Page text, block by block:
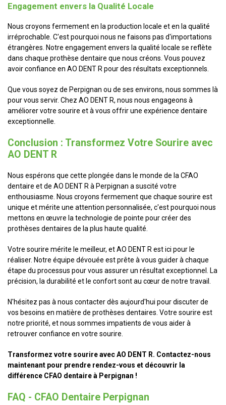
Engagement envers la Qualité Locale
Nous croyons fermement en la production locale et en la qualité
irréprochable. C'est pourquoi nous ne faisons pas d'importations
étrangères. Notre engagement envers la qualité locale se reflète
dans chaque prothèse dentaire que nous créons. Vous pouvez
avoir confiance en AO DENT R pour des résultats exceptionnels.
Que vous soyez de Perpignan ou de ses environs, nous sommes là
pour vous servir. Chez AO DENT R, nous nous engageons à
améliorer votre sourire et à vous offrir une expérience dentaire
exceptionnelle.
Conclusion : Transformez Votre Sourire avec
AO DENT R
Nous espérons que cette plongée dans le monde de la CFAO
dentaire et de AO DENT R à Perpignan a suscité votre
enthousiasme. Nous croyons fermement que chaque sourire est
unique et mérite une attention personnalisée, c'est pourquoi nous
mettons en œuvre la technologie de pointe pour créer des
prothèses dentaires de la plus haute qualité.
Votre sourire mérite le meilleur, et AO DENT R est ici pour le
réaliser. Notre équipe dévouée est prête à vous guider à chaque
étape du processus pour vous assurer un résultat exceptionnel. La
précision, la durabilité et le confort sont au cœur de notre travail.
N'hésitez pas à nous contacter dès aujourd'hui pour discuter de
vos besoins en matière de prothèses dentaires. Votre sourire est
notre priorité, et nous sommes impatients de vous aider à
retrouver confiance en votre sourire.
Transformez votre sourire avec AO DENT R. Contactez-nous
maintenant pour prendre rendez-vous et découvrir la
différence CFAO dentaire à Perpignan !
FAQ - CFAO Dentaire Perpignan